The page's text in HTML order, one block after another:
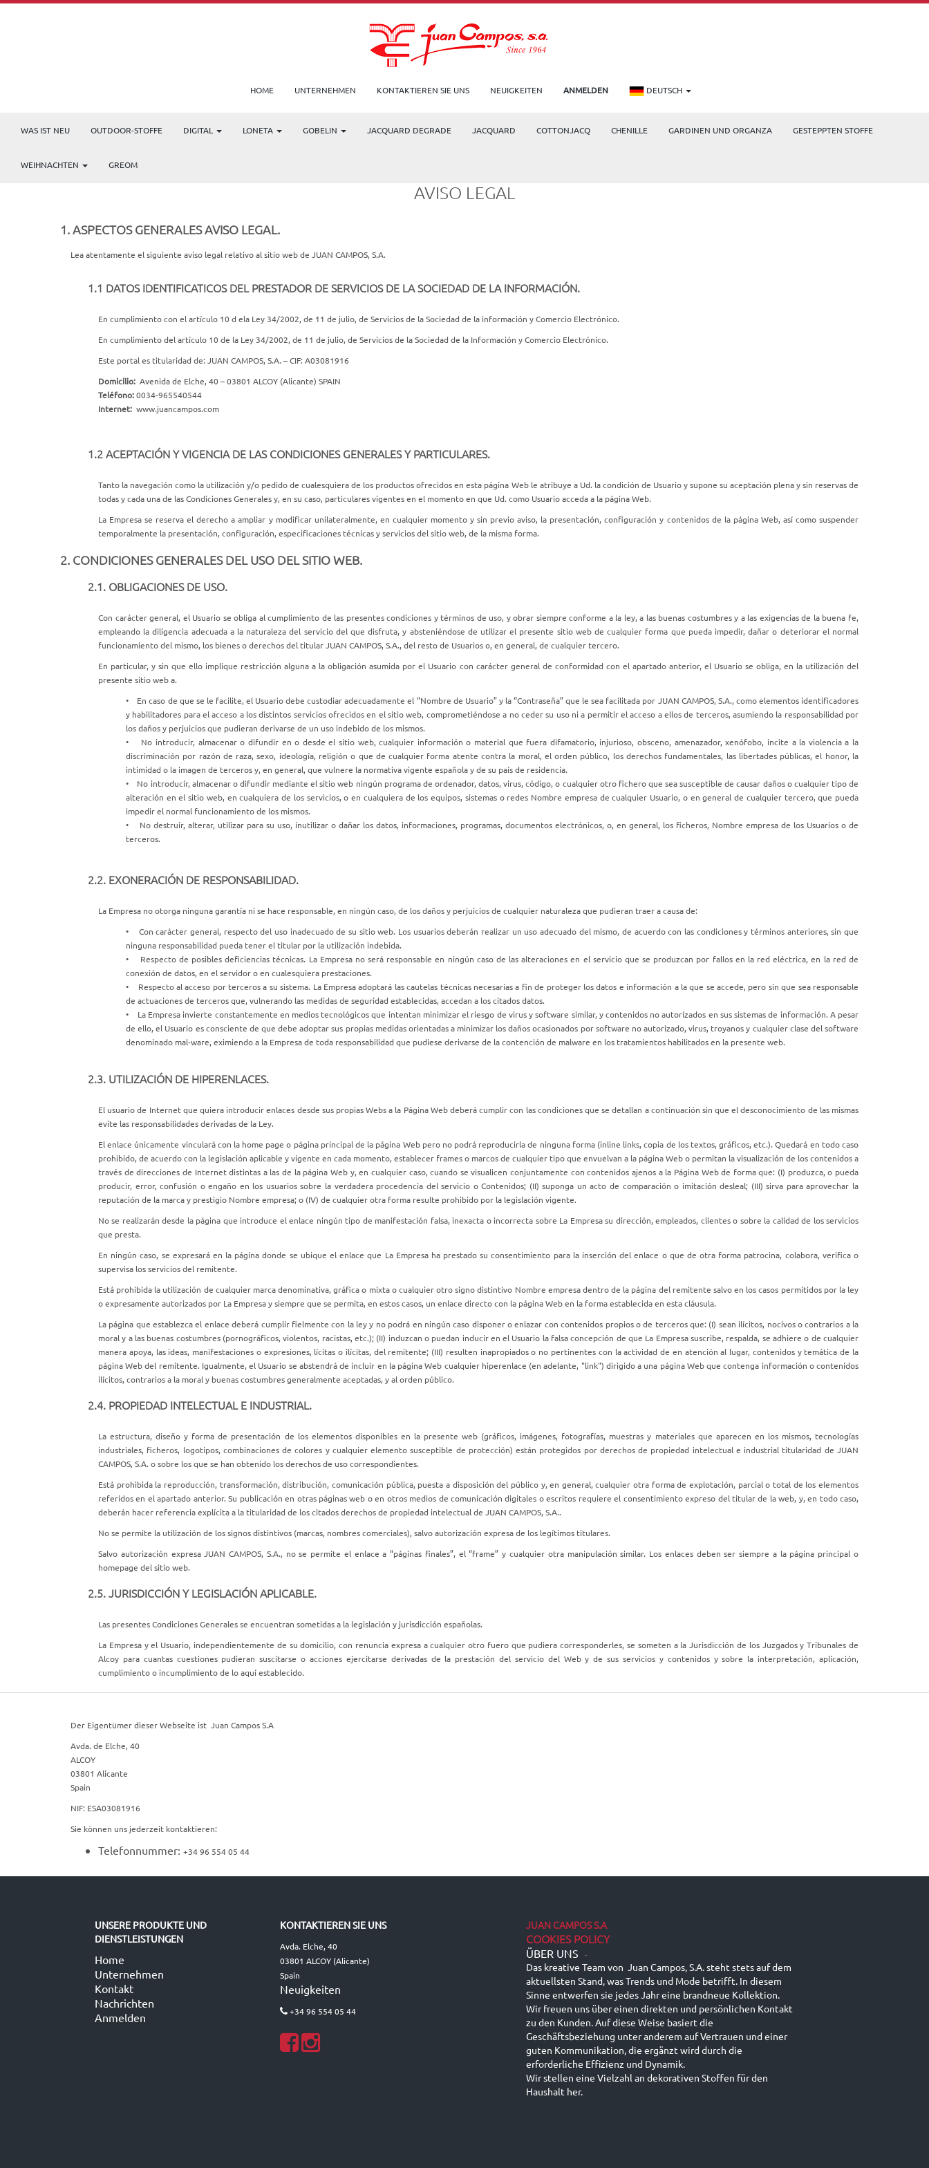
HOME UNTERNEHMEN KONTAKTIEREN SIE UNS NEUIGKEITEN ANMELDEN DEUTSCH
WAS IST NEU OUTDOOR-STOFFE DIGITAL LONETA GOBELIN JACQUARD DEGRADE JACQUARD COTTONJACQ CHENILLE GARDINEN UND ORGANZA GESTEPPTEN STOFFE
WEIHNACHTEN GREOM
AVISO LEGAL
1. ASPECTOS GENERALES AVISO LEGAL.
Lea atentamente el siguiente aviso legal relativo al sitio web de JUAN CAMPOS, S.A.
1.1 DATOS IDENTIFICATICOS DEL PRESTADOR DE SERVICIOS DE LA SOCIEDAD DE LA INFORMACIÓN.
En cumplimiento con el artículo 10 d ela Ley 34/2002, de 11 de julio, de Servicios de la Sociedad de la información y Comercio Electrónico.
En cumplimiento del artículo 10 de la Ley 34/2002, de 11 de julio, de Servicios de la Sociedad de la Información y Comercio Electrónico.
Este portal es titularidad de: JUAN CAMPOS, S.A. – CIF: A03081916
Domicilio: Avenida de Elche, 40 – 03801 ALCOY (Alicante) SPAIN
Teléfono:0034-965540544
Internet: www.juancampos.com
1.2 ACEPTACIÓN Y VIGENCIA DE LAS CONDICIONES GENERALES Y PARTICULARES.
Tanto la navegación como la utilización y/o pedido de cualesquiera de los productos ofrecidos en esta página Web le atribuye a Ud. la condición de Usuario y supone su aceptación plena y sin reservas de
todas y cada una de las Condiciones Generales y, en su caso, particulares vigentes en el momento en que Ud. como Usuario acceda a la página Web.
La Empresa se reserva el derecho a ampliar y modificar unilateralmente, en cualquier momento y sin previo aviso, la presentación, configuración y contenidos de la página Web, así como suspender
temporalmente la presentación, configuración, especificaciones técnicas y servicios del sitio web, de la misma forma.
2. CONDICIONES GENERALES DEL USO DEL SITIO WEB.
2.1. OBLIGACIONES DE USO.
Con carácter general, el Usuario se obliga al cumplimiento de las presentes condiciones y términos de uso, y obrar siempre conforme a la ley, a las buenas costumbres y a las exigencias de la buena fe,
empleando la diligencia adecuada a la naturaleza del servicio del que disfruta, y absteniéndose de utilizar el presente sitio web de cualquier forma que pueda impedir, dañar o deteriorar el normal
funcionamiento del mismo, los bienes o derechos del titular JUAN CAMPOS, S.A., del resto de Usuarios o, en general, de cualquier tercero.
En particular, y sin que ello implique restricción alguna a la obligación asumida por el Usuario con carácter general de conformidad con el apartado anterior, el Usuario se obliga, en la utilización del
presente sitio web a.
• En caso de que se le facilite, el Usuario debe custodiar adecuadamente el “Nombre de Usuario” y la “Contraseña” que le sea facilitada por JUAN CAMPOS, S.A., como elementos identificadores
y habilitadores para el acceso a los distintos servicios ofrecidos en el sitio web, comprometiéndose a no ceder su uso ni a permitir el acceso a ellos de terceros, asumiendo la responsabilidad por
los daños y perjuicios que pudieran derivarse de un uso indebido de los mismos.
• No introducir, almacenar o difundir en o desde el sitio web, cualquier información o material que fuera difamatorio, injurioso, obsceno, amenazador, xenófobo, incite a la violencia a la
discriminación por razón de raza, sexo, ideología, religión o que de cualquier forma atente contra la moral, el orden público, los derechos fundamentales, las libertades públicas, el honor, la
intimidad o la imagen de terceros y, en general, que vulnere la normativa vigente española y de su país de residencia.
• No introducir, almacenar o difundir mediante el sitio web ningún programa de ordenador, datos, virus, código, o cualquier otro fichero que sea susceptible de causar daños o cualquier tipo de
alteración en el sitio web, en cualquiera de los servicios, o en cualquiera de los equipos, sistemas o redes Nombre empresa de cualquier Usuario, o en general de cualquier tercero, que pueda
impedir el normal funcionamiento de los mismos.
• No destruir, alterar, utilizar para su uso, inutilizar o dañar los datos, informaciones, programas, documentos electrónicos, o, en general, los ficheros, Nombre empresa de los Usuarios o de
terceros.
2.2. EXONERACIÓN DE RESPONSABILIDAD.
La Empresa no otorga ninguna garantía ni se hace responsable, en ningún caso, de los daños y perjuicios de cualquier naturaleza que pudieran traer a causa de:
• Con carácter general, respecto del uso inadecuado de su sitio web. Los usuarios deberán realizar un uso adecuado del mismo, de acuerdo con las condiciones y términos anteriores, sin que
ninguna responsabilidad pueda tener el titular por la utilización indebida.
• Respecto de posibles deficiencias técnicas. La Empresa no será responsable en ningún caso de las alteraciones en el servicio que se produzcan por fallos en la red eléctrica, en la red de
conexión de datos, en el servidor o en cualesquiera prestaciones.
• Respecto al acceso por terceros a su sistema. La Empresa adoptará las cautelas técnicas necesarias a fin de proteger los datos e información a la que se accede, pero sin que sea responsable
de actuaciones de terceros que, vulnerando las medidas de seguridad establecidas, accedan a los citados datos.
• La Empresa invierte constantemente en medios tecnológicos que intentan minimizar el riesgo de virus y software similar, y contenidos no autorizados en sus sistemas de información. A pesar
de ello, el Usuario es consciente de que debe adoptar sus propias medidas orientadas a minimizar los daños ocasionados por software no autorizado, virus, troyanos y cualquier clase del software
denominado mal-ware, eximiendo a la Empresa de toda responsabilidad que pudiese derivarse de la contención de malware en los tratamientos habilitados en la presente web.
2.3. UTILIZACIÓN DE HIPERENLACES.
El usuario de Internet que quiera introducir enlaces desde sus propias Webs a la Página Web deberá cumplir con las condiciones que se detallan a continuación sin que el desconocimiento de las mismas
evite las responsabilidades derivadas de la Ley.
El enlace únicamente vinculará con la home page o página principal de la página Web pero no podrá reproducirla de ninguna forma (inline links, copia de los textos, gráficos, etc.). Quedará en todo caso
prohibido, de acuerdo con la legislación aplicable y vigente en cada momento, establecer frames o marcos de cualquier tipo que envuelvan a la página Web o permitan la visualización de los contenidos a
través de direcciones de Internet distintas a las de la página Web y, en cualquier caso, cuando se visualicen conjuntamente con contenidos ajenos a la Página Web de forma que: (I) produzca, o pueda
producir, error, confusión o engaño en los usuarios sobre la verdadera procedencia del servicio o Contenidos; (II) suponga un acto de comparación o imitación desleal; (III) sirva para aprovechar la
reputación de la marca y prestigio Nombre empresa; o (IV) de cualquier otra forma resulte prohibido por la legislación vigente.
No se realizarán desde la página que introduce el enlace ningún tipo de manifestación falsa, inexacta o incorrecta sobre La Empresa su dirección, empleados, clientes o sobre la calidad de los servicios
que presta.
En ningún caso, se expresará en la página donde se ubique el enlace que La Empresa ha prestado su consentimiento para la inserción del enlace o que de otra forma patrocina, colabora, verifica o
supervisa los servicios del remitente.
Está prohibida la utilización de cualquier marca denominativa, gráfica o mixta o cualquier otro signo distintivo Nombre empresa dentro de la página del remitente salvo en los casos permitidos por la ley
o expresamente autorizados por La Empresa y siempre que se permita, en estos casos, un enlace directo con la página Web en la forma establecida en esta cláusula.
La página que establezca el enlace deberá cumplir fielmente con la ley y no podrá en ningún caso disponer o enlazar con contenidos propios o de terceros que: (I) sean ilícitos, nocivos o contrarios a la
moral y a las buenas costumbres (pornográficos, violentos, racistas, etc.); (II) induzcan o puedan inducir en el Usuario la falsa concepción de que La Empresa suscribe, respalda, se adhiere o de cualquier
manera apoya, las ideas, manifestaciones o expresiones, lícitas o ilícitas, del remitente; (III) resulten inapropiados o no pertinentes con la actividad de en atención al lugar, contenidos y temática de la
página Web del remitente. Igualmente, el Usuario se abstendrá de incluir en la página Web cualquier hiperenlace (en adelante, "link") dirigido a una página Web que contenga información o contenidos
ilícitos, contrarios a la moral y buenas costumbres generalmente aceptadas, y al orden público.
2.4. PROPIEDAD INTELECTUAL E INDUSTRIAL.
La estructura, diseño y forma de presentación de los elementos disponibles en la presente web (gráficos, imágenes, fotografías, muestras y materiales que aparecen en los mismos, tecnologías
industriales, ficheros, logotipos, combinaciones de colores y cualquier elemento susceptible de protección) están protegidos por derechos de propiedad intelectual e industrial titularidad de JUAN
CAMPOS, S.A. o sobre los que se han obtenido los derechos de uso correspondientes.
Está prohibida la reproducción, transformación, distribución, comunicación pública, puesta a disposición del público y, en general, cualquier otra forma de explotación, parcial o total de los elementos
referidos en el apartado anterior. Su publicación en otras páginas web o en otros medios de comunicación digitales o escritos requiere el consentimiento expreso del titular de la web, y, en todo caso,
deberán hacer referencia explícita a la titularidad de los citados derechos de propiedad intelectual de JUAN CAMPOS, S.A..
No se permite la utilización de los signos distintivos (marcas, nombres comerciales), salvo autorización expresa de los legítimos titulares.
Salvo autorización expresa JUAN CAMPOS, S.A., no se permite el enlace a “páginas finales”, el “frame” y cualquier otra manipulación similar. Los enlaces deben ser siempre a la página principal o
homepage del sitio web.
2.5. JURISDICCIÓN Y LEGISLACIÓN APLICABLE.
Las presentes Condiciones Generales se encuentran sometidas a la legislación y jurisdicción españolas.
La Empresa y el Usuario, independientemente de su domicilio, con renuncia expresa a cualquier otro fuero que pudiera corresponderles, se someten a la Jurisdicción de los Juzgados y Tribunales de
Alcoy para cuantas cuestiones pudieran suscitarse o acciones ejercitarse derivadas de la prestación del servicio del Web y de sus servicios y contenidos y sobre la interpretación, aplicación,
cumplimiento o incumplimiento de lo aquí establecido.
Der Eigentümer dieser Webseite ist Juan Campos S.A
Avda. de Elche, 40
ALCOY
03801 Alicante
Spain
NIF: ESA03081916
Sie können uns jederzeit kontaktieren:
Telefonnummer: +34 96 554 05 44
UNSERE PRODUKTE UND
DIENSTLEISTUNGEN
Home
Unternehmen
Kontakt
Nachrichten
Anmelden
KONTAKTIEREN SIE UNS
Avda. Elche, 40
03801 ALCOY (Alicante)
Spain
Neuigkeiten
+34 96 554 05 44
JUAN CAMPOS S.A
COOKIES POLICY
ÜBER UNS -
Das kreative Team von Juan Campos, S.A. steht stets auf dem
aktuellsten Stand, was Trends und Mode betrifft. In diesem
Sinne entwerfen sie jedes Jahr eine brandneue Kollektion.
Wir freuen uns über einen direkten und persönlichen Kontakt
zu den Kunden. Auf diese Weise basiert die
Geschäftsbeziehung unter anderem auf Vertrauen und einer
guten Kommunikation, die ergänzt wird durch die
erforderliche Effizienz und Dynamik.
Wir stellen eine Vielzahl an dekorativen Stoffen für den
Haushalt her.